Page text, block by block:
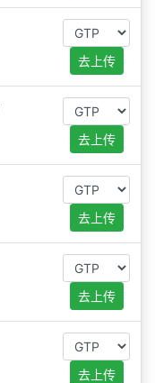
去上传
去上传
去上传
去上传
去上传